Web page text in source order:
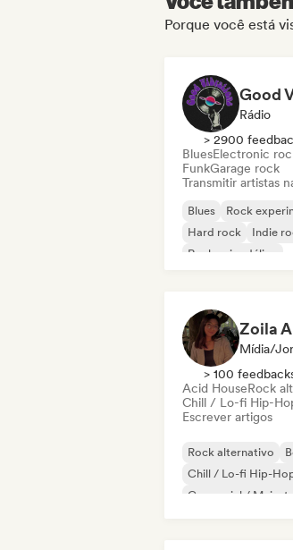
Porque você está
Good
Rádio
> 2900
BluesElectronic
FunkGarage rock
Transmitir artistas
Blues Rock
Hard rock
Indie
Rock psicodélico
Zoila
Mídia/
> 100
Acid HouseRock
Chill / Lo-fi Hip-
Escrever artigos
Rock alternativo
Chill / Lo-fi Hip-
Comercial /